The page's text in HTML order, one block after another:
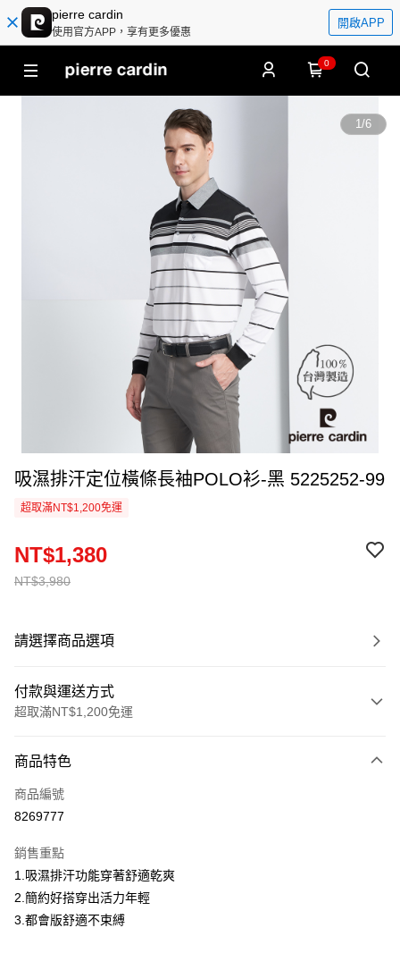
pierre cardin
使用官方APP，享有更多優惠
開啟APP
0
1/6
吸濕排汗定位橫條長袖POLO衫-黑 5225252-99
超取滿NT$1,200免運
NT$3,980
NT$1,380
請選擇商品選項
付款與運送方式
超取滿NT$1,200免運
信用卡一次付款
超商取貨付款
Apple Pay
悠遊付
商品特色
商品編號
8269777
銷售重點
1.吸濕排汗功能穿著舒適乾爽
2.簡約好搭穿出活力年輕
3.都會版舒適不束縛